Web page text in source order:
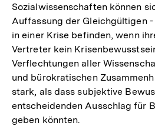
Sozialwissenschaften können
Auffassung der Gleichgültigen
in einer Krise befinden, wenn
Vertreter kein
Verflechtungen aller
und bürokratischen
stark, als dass subjektive
entscheidenden Ausschlag für
geben könnten.